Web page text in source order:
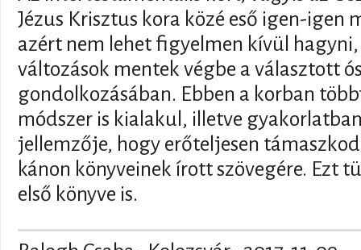
Jézus Krisztus kora közé eső igen-igen
azért nem lehet figyelmen kívül
változások mentek végbe a választott
gondolkozásában. Ebben a korban
módszer is kialakul, illetve
jellemzője, hogy erőteljesen
kánon könyveinek írott szövegére. Ezt
első könyve is.